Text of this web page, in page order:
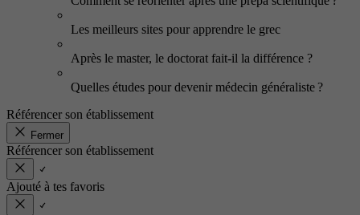
Les meilleurs sites pour apprendre le grec
Après le master, le doctorat fait-il la différence ?
Quelles études pour devenir médecin généraliste ?
Référencer son établissement
Fermer
Référencer son établissement
Ajouté à tes favoris